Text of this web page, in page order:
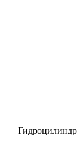
Гидроцилиндр